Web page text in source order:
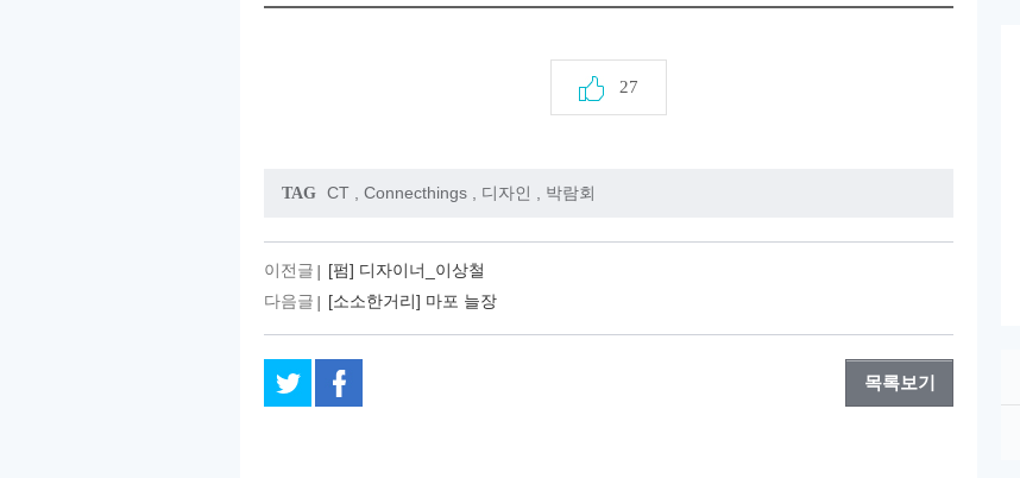
27
TAG CT Connecthings 디자인 박람회
이전글
[펌] 디자이너_이상철
다음글
[소소한거리] 마포 늘장
목록보기